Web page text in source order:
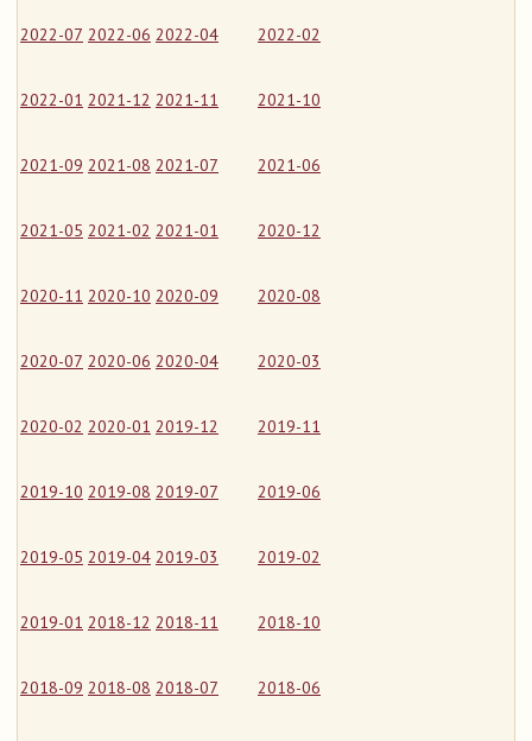
2022-07 2022-06 2022-04 2022-02
2022-01 2021-12 2021-11 2021-10
2021-09 2021-08 2021-07 2021-06
2021-05 2021-02 2021-01 2020-12
2020-11 2020-10 2020-09 2020-08
2020-07 2020-06 2020-04 2020-03
2020-02 2020-01 2019-12 2019-11
2019-10 2019-08 2019-07 2019-06
2019-05 2019-04 2019-03 2019-02
2019-01 2018-12 2018-11 2018-10
2018-09 2018-08 2018-07 2018-06